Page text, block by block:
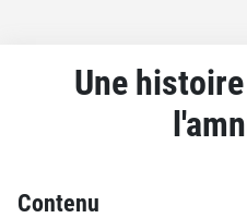
Une
Contenu